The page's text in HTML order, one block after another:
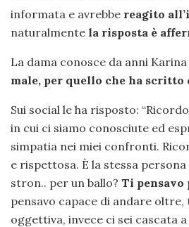
informata e avrebbe reagito
naturalmente la risposta è
La dama conosce da anni Karina
male, per quello che ha scritto
Sui social le ha risposto:
in cui ci siamo conosciute ed
simpatia nei miei confronti.
e rispettosa. È la stessa persona
stron.. per un ballo? Ti
pensavo capace di andare
oggettiva, invece ci sei cascata a